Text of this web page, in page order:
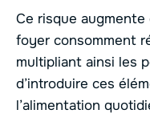
Ce risque
foyer consomment
multipliant ainsi les
d’introduire ces
l’alimentation